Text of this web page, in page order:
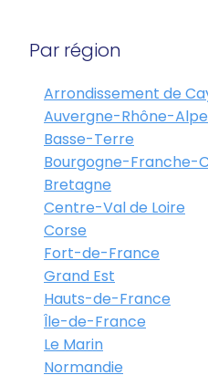
Par région
Arrondissement de
Auvergne-Rhône-
Basse-Terre
Bourgogne-Franche-
Bretagne
Centre-Val de Loire
Corse
Fort-de-France
Grand Est
Hauts-de-France
Île-de-France
Le Marin
Normandie